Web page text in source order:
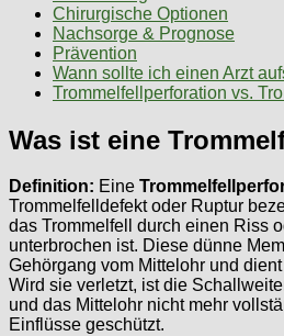
Chirurgische Optionen
Nachsorge & Prognose
Prävention
Wann sollte ich einen Arzt
Trommelfellperforation vs.
Was ist eine
Definition: Eine
Trommelfelldefekt oder Ruptur
das Trommelfell durch einen Riss
unterbrochen ist. Diese dünne
Gehörgang vom Mittelohr und
Wird sie verletzt, ist die
und das Mittelohr nicht mehr
Einflüsse geschützt.